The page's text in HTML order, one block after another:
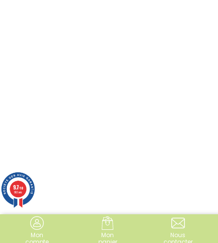
Mon
Mon
Nous
9.7/10
982 avis